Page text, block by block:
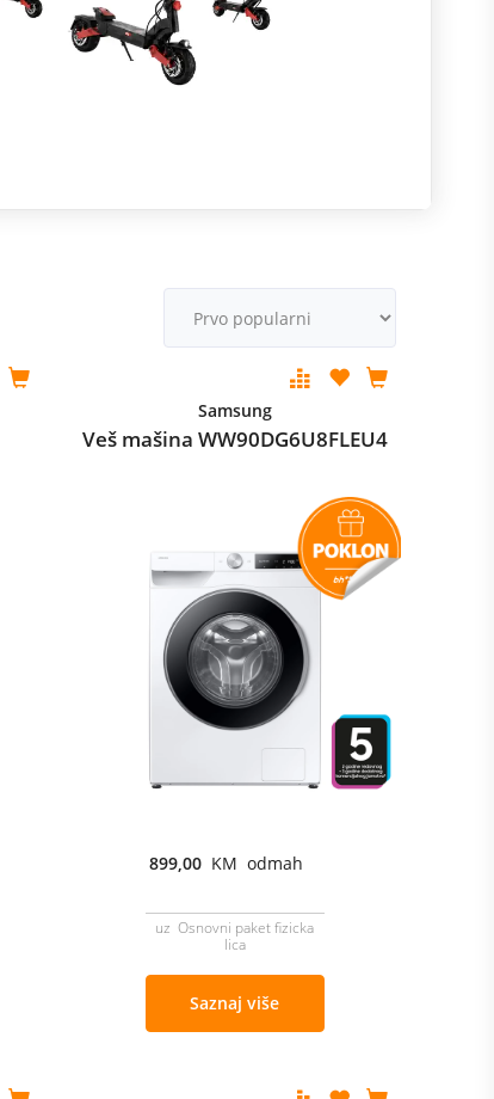
Samsung
Veš mašina WW90DG6U8FLEU4
899,00 KM odmah
uz Osnovni paket fizicka
lica
Saznaj više